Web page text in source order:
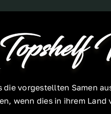
vorgestellten Samen
wenn dies in ihrem